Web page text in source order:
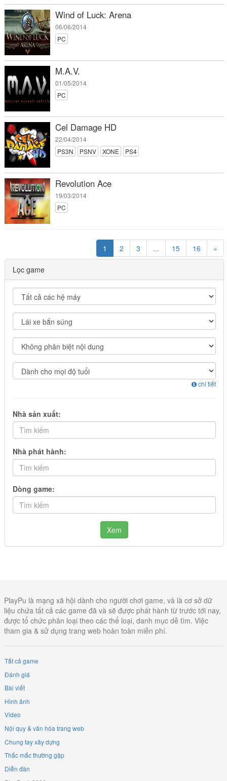
Wind of Luck: Arena
06/06/2014
PC
M.A.V.
01/05/2014
PC
Cel Damage HD
22/04/2014
PS3N
PSNV XONE PS4
Revolution Ace
19/03/2014
PC
1 2 3 ... 15 16 »
Lọc game
chi tiết
Nhà sản xuất:
Nhà phát hành:
Dòng game:
Xem
PlayPu là mạng xã hội dành cho người chơi game, và là cơ sở dữ
liệu chứa tất cả các game đã và sẽ được phát hành từ trước tới nay,
được tổ chức phân loại theo các thể loại, danh mục dễ tìm. Việc
tham gia & sử dụng trang web hoàn toàn miễn phí.
Tất cả game
Đánh giá
Bài viết
Hình ảnh
Video
Nội quy & văn hóa trang web
Chung tay xây dựng
Thắc mắc thường gặp
Diễn đàn